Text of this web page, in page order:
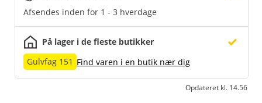
Afsendes inden for 1 - 3 hverdage
På lager i de fleste butikker
Gulvfag 151 Find varen i en butik nær dig
Opdateret kl. 14.56